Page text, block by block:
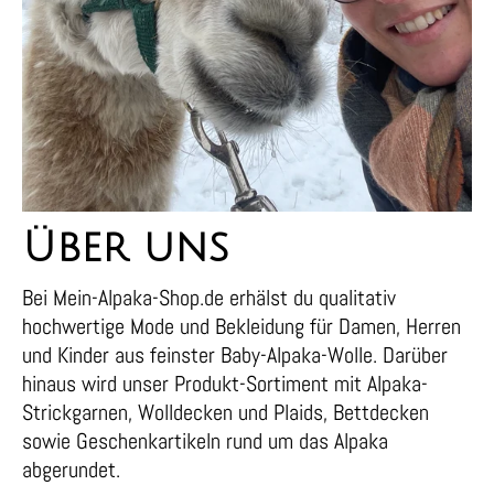
Über uns
Bei Mein-Alpaka-Shop.de erhälst du qualitativ
hochwertige Mode und Bekleidung für Damen, Herren
und Kinder aus feinster Baby-Alpaka-Wolle. Darüber
hinaus wird unser Produkt-Sortiment mit Alpaka-
Strickgarnen, Wolldecken und Plaids, Bettdecken
sowie Geschenkartikeln rund um das Alpaka
abgerundet.